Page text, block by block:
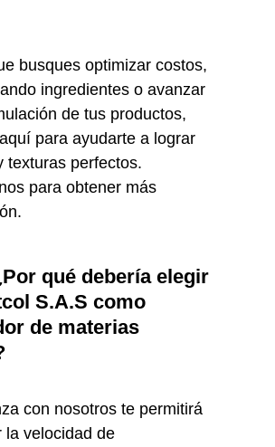
busques optimizar costos,
ingredientes o avanzar
de tus productos,
para ayudarte a lograr
texturas perfectos.
para obtener más
qué debería elegir
S.A.S como
de materias
con nosotros te permitirá
la velocidad de